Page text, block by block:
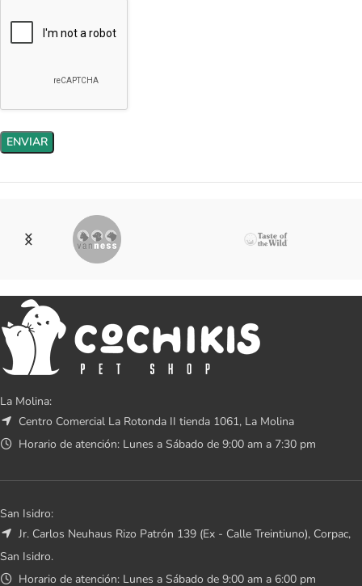
La Molina:
Centro Comercial La Rotonda II tienda 1061, La Molina
Horario de atención: Lunes a Sábado de 9:00 am a 7:30 pm
San Isidro:
Jr. Carlos Neuhaus Rizo Patrón 139 (Ex - Calle Treintiuno), Corpac,
San Isidro.
Horario de atención: Lunes a Sábado de 9:00 am a 6:00 pm